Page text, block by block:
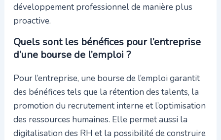
développement professionnel de manière plus
proactive.
Quels sont les bénéfices pour l’entreprise
d’une bourse de l’emploi ?
Pour l’entreprise, une bourse de l’emploi garantit
des bénéfices tels que la rétention des talents, la
promotion du recrutement interne et l’optimisation
des ressources humaines. Elle permet aussi la
digitalisation des RH et la possibilité de construire